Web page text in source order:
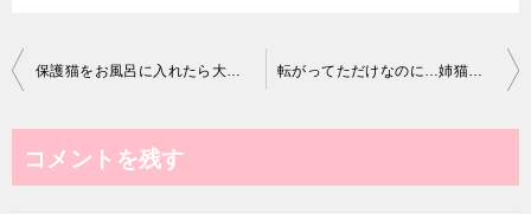
投
ビ
保護猫をお風呂に入れたら大号泣 【ねこ cat】 転がってただけなのに…姉猫に怒られました
コメントを残す